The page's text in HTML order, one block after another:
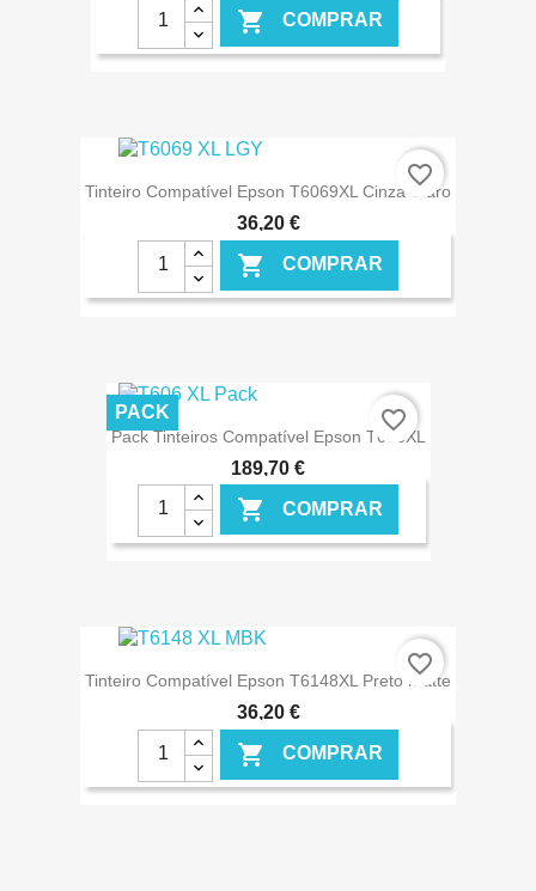
 COMPRAR
€ ONLINE
Tinteiro Compatível Epson T6069XL Cinza Claro
36,20 €
 COMPRAR
€ ONLINE
favorite_border
Pack Tinteiros Compatível Epson T606XL
189,70 €
 COMPRAR
€ ONLINE
PACK favorite_border
Tinteiro Compatível Epson T6148XL Preto Matte
36,20 €
 COMPRAR
favorite_border